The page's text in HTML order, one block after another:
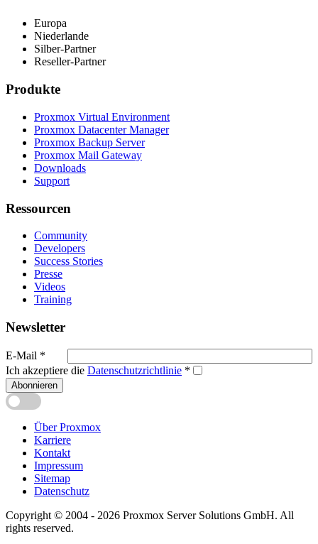
Europa
Niederlande
Silber-Partner
Reseller-Partner
Produkte
Proxmox Virtual Environment
Proxmox Datacenter Manager
Proxmox Backup Server
Proxmox Mail Gateway
Downloads
Support
Ressourcen
Community
Developers
Success Stories
Presse
Videos
Training
Newsletter
E-Mail *
Ich akzeptiere die Datenschutzrichtlinie *
Abonnieren
Über Proxmox
Karriere
Kontakt
Impressum
Sitemap
Datenschutz
Copyright © 2004 - 2026 Proxmox Server Solutions GmbH. All
rights reserved.